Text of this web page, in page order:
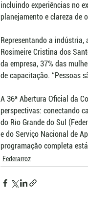
incluindo experiências no
planejamento e clareza de
Representando a
Rosimeire Cristina dos
da empresa, 37% das
de capacitação. “Pessoas
A 36ª Abertura Oficial da
perspectivas: conectando
do Rio Grande do Sul
e do Serviço Nacional de
programação completa
Federarroz